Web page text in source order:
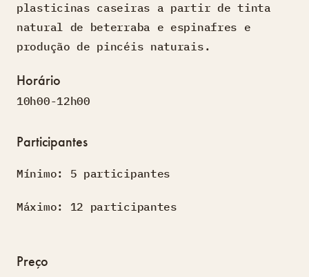
plasticinas caseiras a partir de tinta
natural de beterraba e espinafres e
produção de pincéis naturais.
Horário
10h00-12h00
Participantes
Mínimo: 5 participantes
Máximo: 12 participantes
Preço